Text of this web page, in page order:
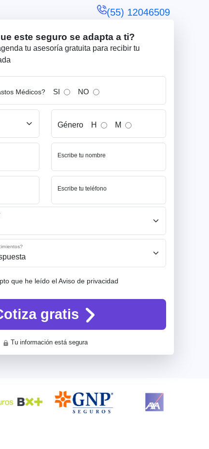
(55) 12046509
este seguro se adapta a ti?
tu asesoría gratuita para recibir tu
Médicos? SI NO
Género H M
Escribe tu nombre
Escribe tu teléfono
que he leído el Aviso de privacidad
gratis
Tu información está segura